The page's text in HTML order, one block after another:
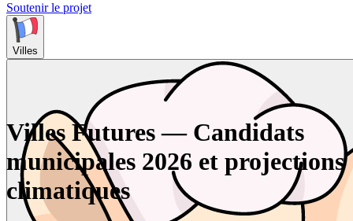
Soutenir le projet
Villes
Villes Futures — Candidats
municipales 2026 et projections
climatiques